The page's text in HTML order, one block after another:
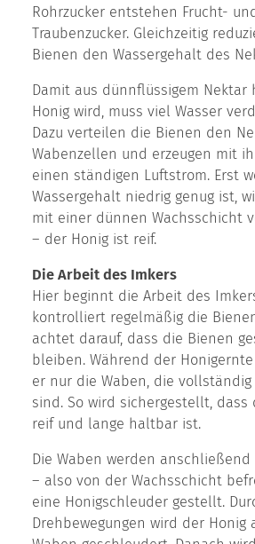
Rohrzucker entstehen Frucht-
Traubenzucker. Gleichzeitig
Bienen den Wassergehalt des
Damit aus dünnflüssigem Nektar
Honig wird, muss viel Wasser
Dazu verteilen die Bienen den
Wabenzellen und erzeugen mit
einen ständigen Luftstrom. Erst
Wassergehalt niedrig genug ist,
mit einer dünnen Wachsschicht
– der Honig ist reif.
Die Arbeit des Imkers
Hier beginnt die Arbeit des
kontrolliert regelmäßig die
achtet darauf, dass die Bienen
bleiben. Während der
er nur die Waben, die
sind. So wird sichergestellt, dass
reif und lange haltbar ist.
Die Waben werden anschließend
– also von der Wachsschicht
eine Honigschleuder gestellt.
Drehbewegungen wird der Honig